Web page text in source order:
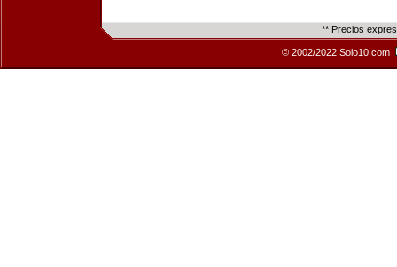
** Precios
© 2002/2022 Solo10.com